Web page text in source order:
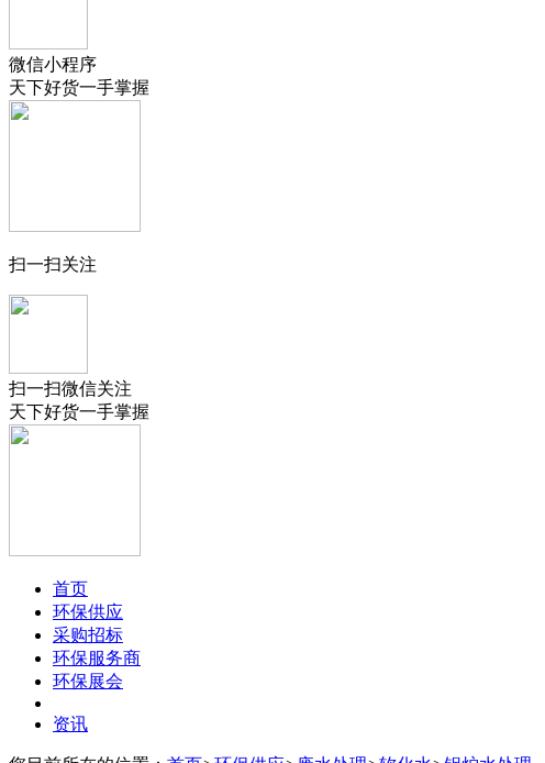
微信小程序
天下好货一手掌握
扫一扫关注
扫一扫微信关注
天下好货一手掌握
首页
环保供应
采购招标
环保服务商
环保展会
资讯